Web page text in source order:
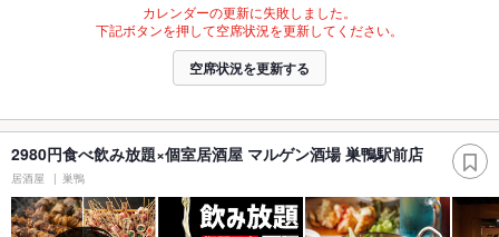
カレンダーの更新に失敗しました。
下記ボタンを押して空席状況を更新してください。
空席状況を更新する
2980円食べ飲み放題×個室居酒屋 マルゲン酒場 巣鴨駅前店
居酒屋 巣鴨